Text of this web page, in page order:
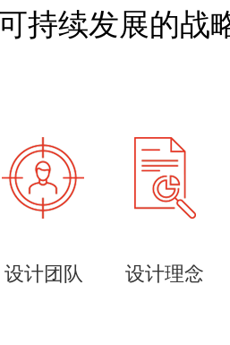
持续发展的战
设计团队 设计理念